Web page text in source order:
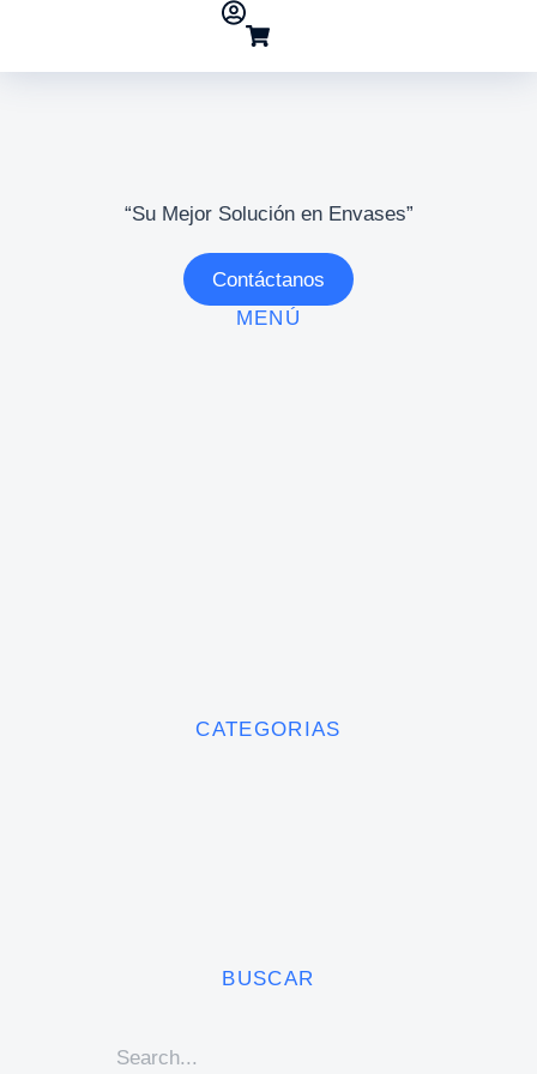
“Su Mejor Solución en Envases”
Contáctanos
MENÚ
CATEGORIAS
BUSCAR